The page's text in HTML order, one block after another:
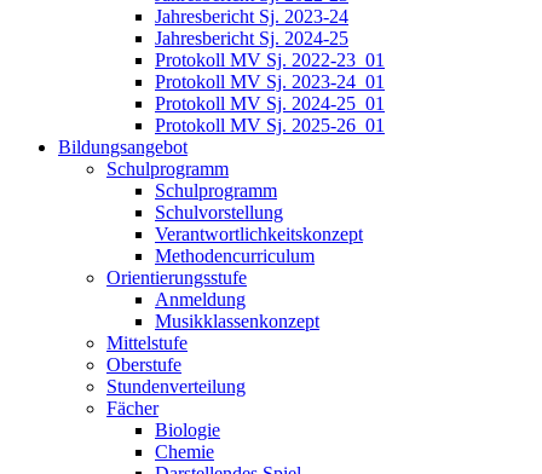
Jahresbericht Sj. 2023-24
Jahresbericht Sj. 2024-25
Protokoll MV Sj. 2022-23_01
Protokoll MV Sj. 2023-24_01
Protokoll MV Sj. 2024-25_01
Protokoll MV Sj. 2025-26_01
Bildungsangebot
Schulprogramm
Schulprogramm
Schulvorstellung
Verantwortlichkeitskonzept
Methodencurriculum
Orientierungsstufe
Anmeldung
Musikklassenkonzept
Mittelstufe
Oberstufe
Stundenverteilung
Fächer
Biologie
Chemie